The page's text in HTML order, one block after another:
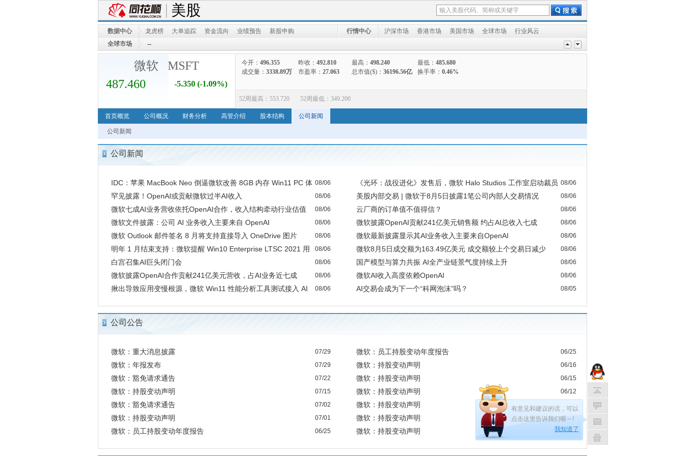
美股
数据中心 龙虎榜 大单追踪 资金流向 业绩预告 新股申购 行情中心 沪深市场 香港市场 美国市场 全球市场
行业风云
全球市场
--
微软 MSFT
487.460
-5.350 (-1.09%)
今开： 496.355 昨收： 492.810 最高： 498.240 最低： 485.680
成交量： 3338.89万 市盈率： 27.063 总市值($)： 36196.56亿 换手率： 0.46%
52周最高： 553.720 52周最低： 349.200
首页概览 公司概况 财务分析 高管介绍 股本结构 公司新闻
公司新闻
公司新闻
08/06
IDC：苹果 MacBook Neo 倒逼微软改善 8GB 内存 Win11 PC 体
验
08/06
罕见披露！OpenAI或贡献微软过半AI收入
08/06
微软七成AI业务营收依托OpenAI合作，收入结构牵动行业估值
08/06
微软文件披露：公司 AI 业务收入主要来自 OpenAI
08/06
微软 Outlook 邮件签名 8 月将支持直接导入 OneDrive 图片
08/06
明年 1 月结束支持：微软提醒 Win10 Enterprise LTSC 2021 用
户规划升级
08/06
白宫召集AI巨头闭门会
08/06
微软披露OpenAI合作贡献241亿美元营收，占AI业务近七成
08/06
揪出导致应用变慢根源，微软 Win11 性能分析工具测试接入 AI
08/06
《光环：战役进化》发售后，微软 Halo Studios 工作室启动裁员
08/06
美股内部交易 | 微软于8月5日披露1笔公司内部人交易情况
08/06
云厂商的订单值不值得信？
08/06
微软披露OpenAI贡献241亿美元销售额 约占AI总收入七成
08/06
微软最新披露显示其AI业务收入主要来自OpenAI
08/06
微软8月5日成交额为163.49亿美元 成交额较上个交易日减少
34.32%。
08/06
国产模型与算力共振 AI全产业链景气度持续上升
08/06
微软AI收入高度依赖OpenAI
08/05
AI交易会成为下一个“科网泡沫”吗？
公司公告
07/29
微软：重大消息披露
07/29
微软：年报发布
07/22
微软：豁免请求通告
07/15
微软：持股变动声明
07/02
微软：豁免请求通告
07/01
微软：持股变动声明
06/25
微软：员工持股变动年度报告
06/25
微软：员工持股变动年度报告
06/16
微软：持股变动声明
06/15
微软：持股变动声明
06/12
微软：持股变动声明
06/12
微软：持股变动声明
06/12
微软：持股变动声明
06/12
微软：持股变动声明
有意见和建议的话，可以
点击这里告诉我们喔～!
我知道了